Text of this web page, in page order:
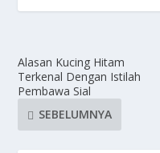
Alasan Kucing Hitam
Terkenal Dengan Istilah
Pembawa Sial
SEBELUMNYA